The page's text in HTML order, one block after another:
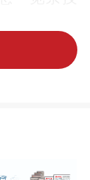
影定格下